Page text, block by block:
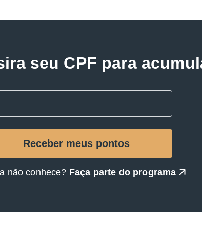
seu CPF para
não conhece? Faça parte do programa